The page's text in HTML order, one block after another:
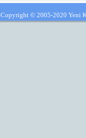
Copyright © 2005-2020 Yeni